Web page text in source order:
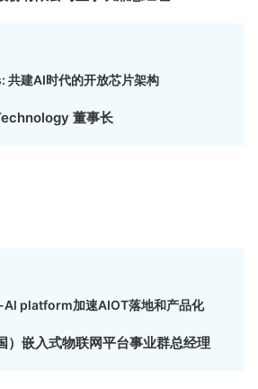
建AI时代的开放芯片架构
董事长
platform加速AIOT落地和产品化
）嵌入式物联网平台事业群总经理